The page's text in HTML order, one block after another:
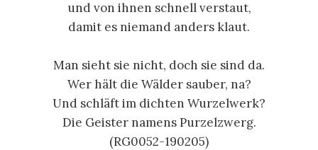
und von ihnen schnell verstaut,
damit es niemand anders klaut.
Man sieht sie nicht, doch sie sind da.
Wer hält die Wälder sauber, na?
Und schläft im dichten Wurzelwerk?
Die Geister namens Purzelzwerg.
(RG0052-190205)